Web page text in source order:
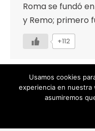
Roma se fundó
y Remo; primero
+112
Designed
POLÍTICA DE
Usamos cookies
experiencia en nuestra
asumiremos